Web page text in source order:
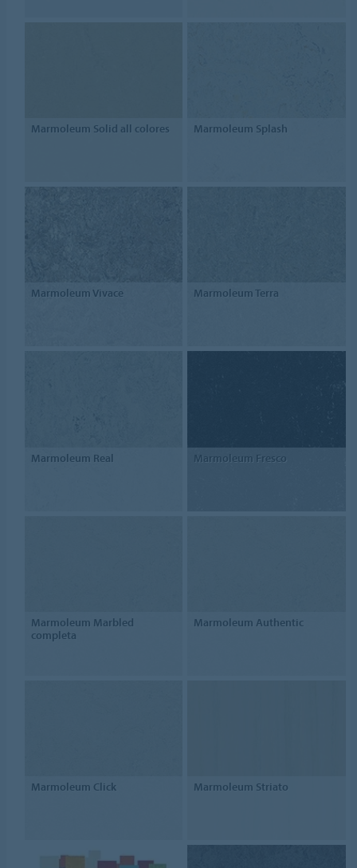
Marmoleum Solid all colores Marmoleum Splash
Marmoleum Vivace Marmoleum Terra
Marmoleum Real Marmoleum Fresco
Marmoleum Marbled
completa
Marmoleum Authentic
Marmoleum Click Marmoleum Striato